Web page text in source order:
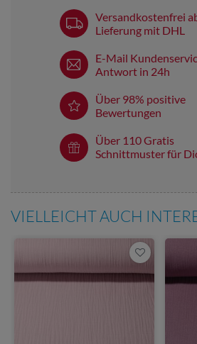
Versandkostenfrei
Lieferung mit DHL
E-Mail
Antwort in 24h
Über 98% positive
Bewertungen
Über 110 Gratis
Schnittmuster für
VIELLEICHT AUCH